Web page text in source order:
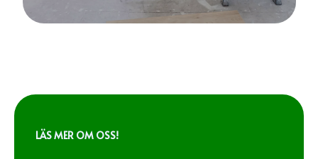
LÄS MER OM OSS!